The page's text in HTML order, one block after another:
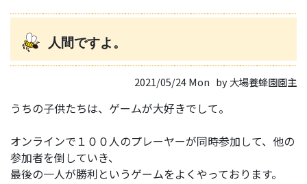
人間ですよ。
2021/05/24 Mon by 大場養蜂園園主
うちの子供たちは、ゲームが大好きでして。
オンラインで１００人のプレーヤーが同時参加して、他の
参加者を倒していき、
最後の一人が勝利というゲームをよくやっております。